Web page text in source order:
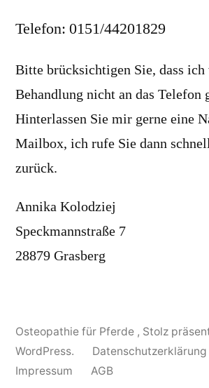
Telefon: 0151/44201829
Bitte brücksichtigen Sie, dass ich
Behandlung nicht an das Telefon
Hinterlassen Sie mir gerne eine
Mailbox, ich rufe Sie dann
zurück.
Annika Kolodziej
Speckmannstraße 7
28879 Grasberg
Osteopathie für Pferde , Stolz
WordPress.
Datenschutzerklärung
Impressum
AGB